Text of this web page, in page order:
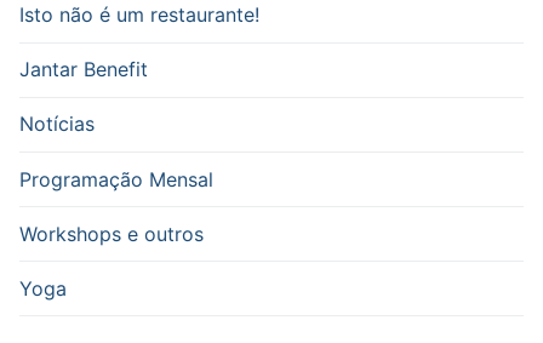
Isto não é um restaurante!
Jantar Benefit
Notícias
Programação Mensal
Workshops e outros
Yoga